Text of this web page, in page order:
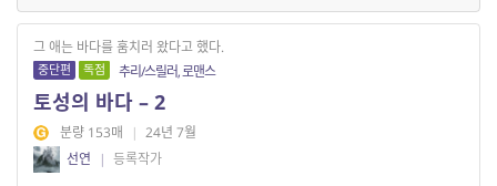
그 애는 바다를 훔치러 왔다고 했다.
중단편 독점 추리/스릴러, 로맨스
토성의 바다 – 2
분량 153매 | 24년 7월
선연
| 등록작가